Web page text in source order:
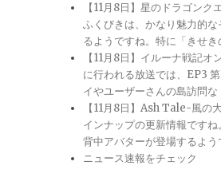
【11月8日】星のドラゴンク
ふくびきは、かなり魅力的
るようですね。特に「きせき
【11月8日】イルーナ戦記オ
に行われる放送では、EP3
イやユーザーさんの島訪問な
【11月8日】Ash Tale-風の
インナップの更新情報です
背中アバターが登場するよう
ニュース速報をチェック